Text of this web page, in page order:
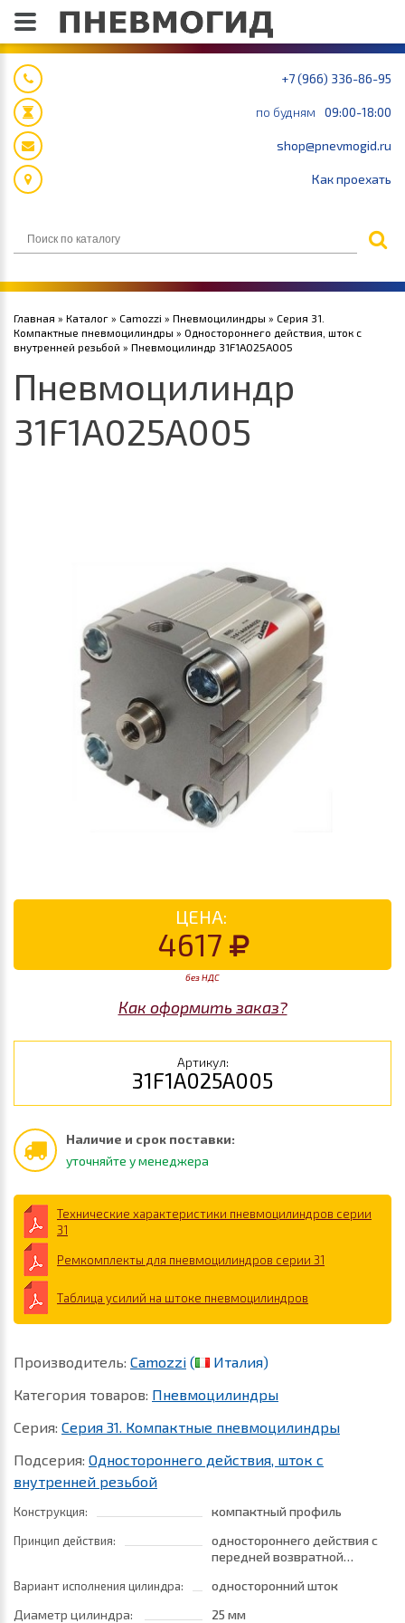
+7 (966) 336-86-95
по будням 09:00-18:00
shop@pnevmogid.ru
Как проехать
Главная » Каталог » Camozzi » Пневмоцилиндры » Серия 31.
Компактные пневмоцилиндры » Одностороннего действия, шток с
внутренней резьбой » Пневмоцилиндр 31F1A025A005
Пневмоцилиндр
31F1A025A005
ЦЕНА:
4617
без НДС
Как оформить заказ?
Артикул:
31F1A025A005
Наличие и срок поставки:
уточняйте у менеджера
Технические характеристики пневмоцилиндров серии
31
Ремкомплекты для пневмоцилиндров серии 31
Таблица усилий на штоке пневмоцилиндров
Производитель: Camozzi (
Италия)
Категория товаров: Пневмоцилиндры
Серия: Серия 31. Компактные пневмоцилиндры
Подсерия: Одностороннего действия, шток с
внутренней резьбой
Конструкция: компактный профиль
Принцип действия:
одностороннего действия с
передней возвратной
Вариант исполнения цилиндра:
односторонний шток
Диаметр цилиндра:
25 мм